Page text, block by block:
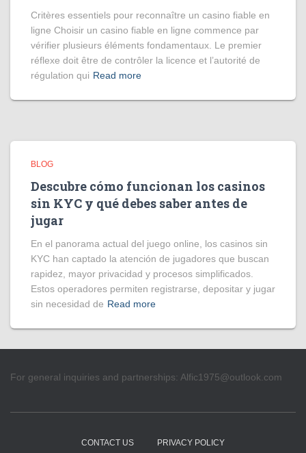
Critères essentiels pour reconnaître un casino fiable en
ligne Choisir un casino fiable en ligne commence par
vérifier plusieurs éléments fondamentaux. Le premier
réflexe doit être de contrôler la licence et l’autorité de
régulation qui Read more
BLOG
Descubre cómo funcionan los casinos
sin KYC y qué debes saber antes de
jugar
En el panorama actual del juego online, los casinos sin
KYC han captado la atención de jugadores que buscan
rapidez, mayor privacidad y procesos simplificados.
Estos operadores permiten registrarse, depositar y jugar
sin necesidad de Read more
For general inquiries and partnerships: Alfic1975@outlook.com
CONTACT US PRIVACY POLICY